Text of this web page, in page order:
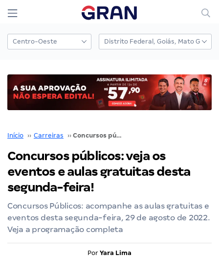
Início ›› Carreiras ›› Concursos públicos: veja os eventos e aulas gratuitas desta segunda-feira!
Concursos públicos: veja os
eventos e aulas gratuitas desta
segunda-feira!
Concursos Públicos: acompanhe as aulas gratuitas e
eventos desta segunda-feira, 29 de agosto de 2022.
Veja a programação completa
Por Yara Lima